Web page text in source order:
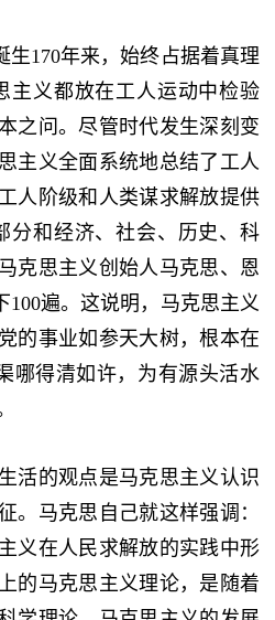
170年来，始终占据着真理
主义都放在工人运动中检验
之问。尽管时代发生深刻变
主义全面系统地总结了工人
人阶级和人类谋求解放提供
分和经济、社会、历史、科
克思主义创始人马克思、恩
遍。这说明，马克思主义
的事业如参天大树，根本在
哪得清如许，为有源头活水
的观点是马克思主义认识
。马克思自己就这样强调：
义在人民求解放的实践中形
的马克思主义理论，是随着